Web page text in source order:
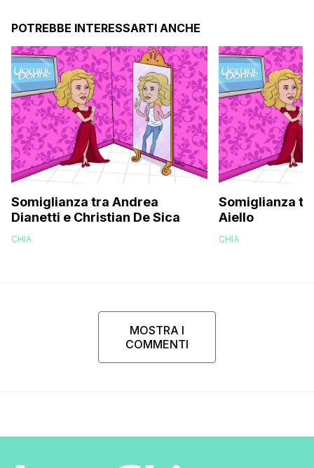
POTREBBE INTERESSARTI ANCHE
Somiglianza tra Andrea
Dianetti e Christian De Sica
CHIA
Somiglianza
Aiello
CHIA
MOSTRA I
COMMENTI